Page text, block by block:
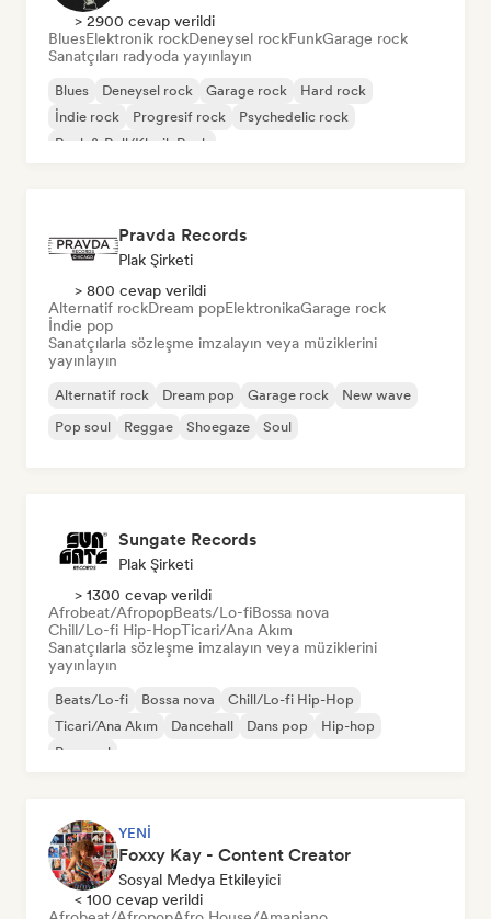
> 2900 cevap verildi
BluesElektronik rockDeneysel rockFunkGarage rock
Sanatçıları radyoda yayınlayın
Blues Deneysel rock Garage rock
Hard rock
İndie rock
Progresif rock
Psychedelic rock
Rock & Roll/Klasik Rock
Pravda Records
Plak Şirketi
> 800 cevap verildi
Alternatif rockDream popElektronikaGarage rock
İndie pop
Sanatçılarla sözleşme imzalayın veya müziklerini
yayınlayın
Alternatif rock Dream pop Garage rock
New wave
Pop soul
Reggae Shoegaze Soul
Sungate Records
Plak Şirketi
> 1300 cevap verildi
Afrobeat/AfropopBeats/Lo-fiBossa nova
Chill/Lo-fi Hip-HopTicari/Ana Akım
Sanatçılarla sözleşme imzalayın veya müziklerini
yayınlayın
Beats/Lo-fi Bossa nova
Chill/Lo-fi Hip-Hop
Ticari/Ana Akım
Dancehall Dans pop
Hip-hop
Pop soul
YENI
Foxxy Kay - Content Creator
Sosyal Medya Etkileyici
< 100 cevap verildi